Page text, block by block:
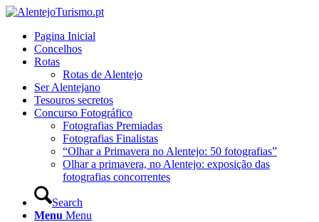
Pagina Inicial
Concelhos
Rotas
Rotas de Alentejo
Ser Alentejano
Tesouros secretos
Concurso Fotográfico
Fotografias Premiadas
Fotografias Finalistas
“Olhar a Primavera no Alentejo: 50 fotografias”
Olhar a primavera, no Alentejo: exposição das
fotografias concorrentes
Search
Menu Menu